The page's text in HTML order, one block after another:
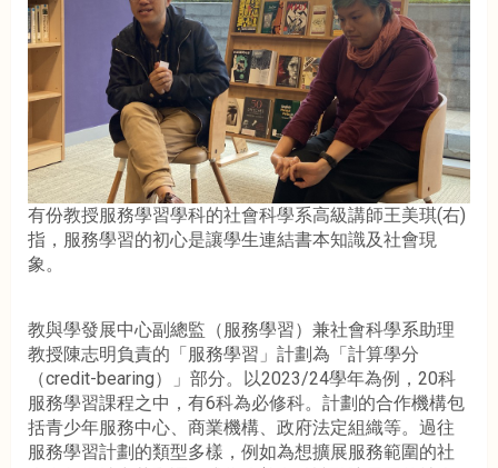
有份教授服務學習學科的社會科學系高級講師王美琪(右)
指，服務學習的初心是讓學生連結書本知識及社會現
象。
教與學發展中心副總監（服務學習）兼社會科學系助理
教授陳志明負責的「服務學習」計劃為「計算學分
（credit-bearing）」部分。以2023/24學年為例，20科
服務學習課程之中，有6科為必修科。計劃的合作機構包
括青少年服務中心、商業機構、政府法定組織等。過往
服務學習計劃的類型多樣，例如為想擴展服務範圍的社